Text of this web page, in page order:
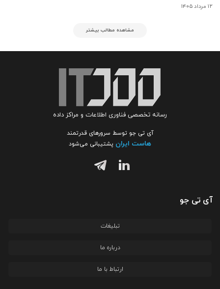
۱۲ مرداد ۱۴۰۵
مشاهده مطالب بیشتر
رسانه تخصصی فناوری اطلاعات و مراکز داده
آی تی جو توسط سرورهای قدرتمند
هاست ایران پشتیبانی می‌شود
آی تی جو
تبلیغات
درباره ما
ارتباط با ما